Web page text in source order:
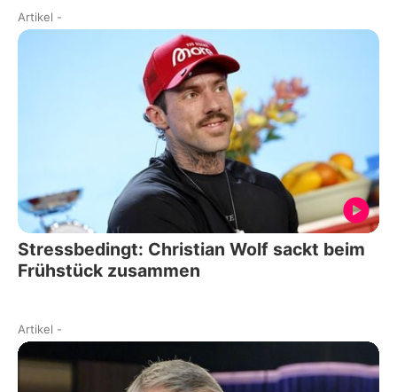
Artikel -
Stressbedingt: Christian Wolf sackt beim
Frühstück zusammen
Artikel -